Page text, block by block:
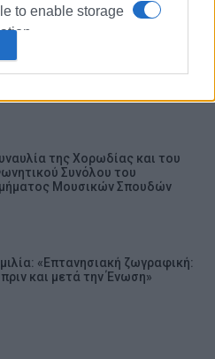
to enable storage
to enable storage
and fraud
της Χορωδίας και του
Συνόλου του
Μουσικών Σπουδών
«Επτανησιακή ζωγραφική:
πριν και μετά την Ένωση»